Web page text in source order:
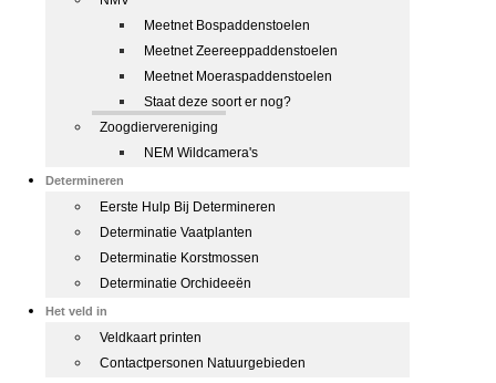
Meetnet Bospaddenstoelen
Meetnet Zeereeppaddenstoelen
Meetnet Moeraspaddenstoelen
Staat deze soort er nog?
Zoogdiervereniging
NEM Wildcamera's
Determineren
Eerste Hulp Bij Determineren
Determinatie Vaatplanten
Determinatie Korstmossen
Determinatie Orchideeën
Het veld in
Veldkaart printen
Contactpersonen Natuurgebieden